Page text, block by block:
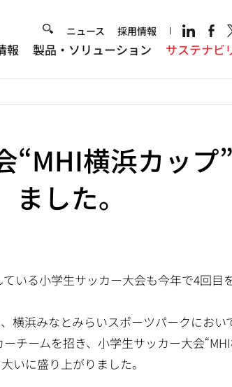
Header
ニュース 採用情報
報 製品・ソリューション サステナビ
“MHI横浜カップ
ました。
いる小学生サッカー大会も今年で4回目
横浜みなとみらいスポーツパークにおい
チームを招き、小学生サッカー大会“MHI
いに盛り上がりました。